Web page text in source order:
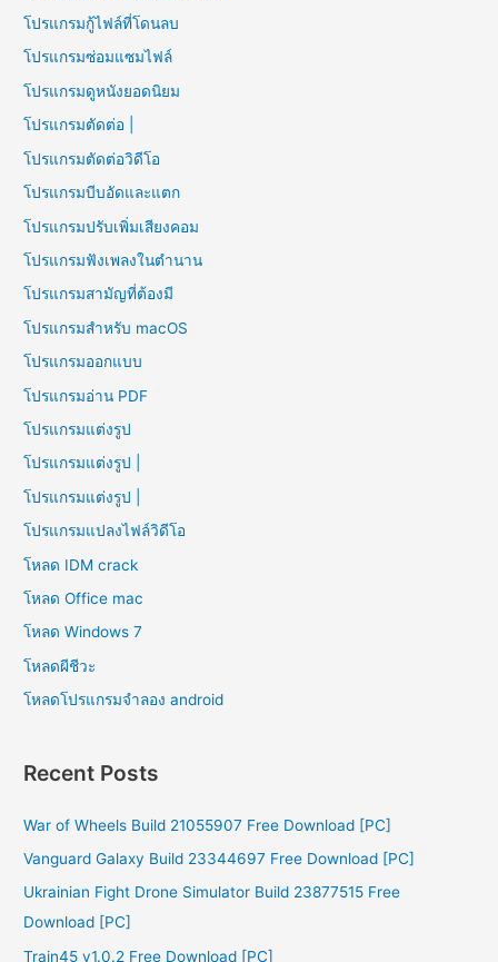
โปรแกรมกู้ไฟล์ที่โดนลบ
โปรแกรมซ่อมแซมไฟล์
โปรแกรมดูหนังยอดนิยม
โปรแกรมตัดต่อ |
โปรแกรมตัดต่อวิดีโอ
โปรแกรมบีบอัดและแตก
โปรแกรมปรับเพิ่มเสียงคอม
โปรแกรมฟังเพลงในตำนาน
โปรแกรมสามัญที่ต้องมี
โปรแกรมสำหรับ macOS
โปรแกรมออกแบบ
โปรแกรมอ่าน PDF
โปรแกรมแต่งรูป
โปรแกรมแต่งรูป |
โปรแกรมแต่งรูป |
โปรแกรมแปลงไฟล์วิดีโอ
โหลด IDM crack
โหลด Office mac
โหลด Windows 7
โหลดผีชีวะ
โหลดโปรแกรมจําลอง android
Recent Posts
War of Wheels Build 21055907 Free Download [PC]
Vanguard Galaxy Build 23344697 Free Download [PC]
Ukrainian Fight Drone Simulator Build 23877515 Free
Download [PC]
Train45 v1.0.2 Free Download [PC]